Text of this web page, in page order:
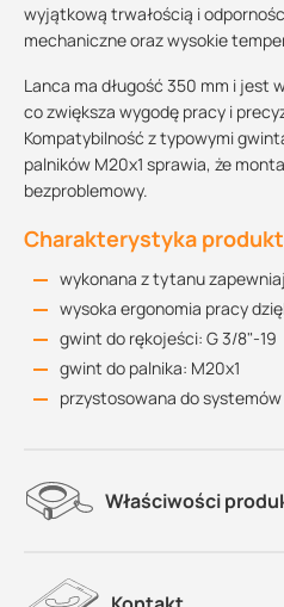
wyjątkową trwałością i
mechaniczne oraz wysokie
Lanca ma długość 350 mm i jest
co zwiększa wygodę pracy i
Kompatybilność z typowymi
palników M20x1 sprawia, że
bezproblemowy.
Charakterystyka
wykonana z tytanu
wysoka ergonomia pracy
gwint do rękojeści: G 3/8"-19
gwint do palnika: M20x1
przystosowana do
Właściwości